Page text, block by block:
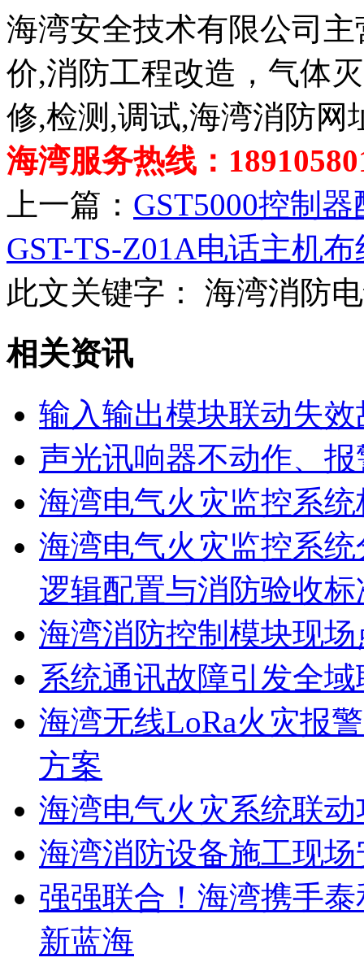
海湾安全技术有限公司
价,消防工程改造，气体
修,检测,调试,海湾消防网
海湾服务热线：
上一篇： GST5000控制
GST-TS-Z01A电话主机
此文关键字：
海湾消防
相关资讯
输入输出模块联动失效
声光讯响器不动作、
海湾电气火灾监控系
海湾电气火灾监控系
逻辑配置与消防验收标
海湾消防控制模块现
系统通讯故障引发全
海湾无线LoRa火灾报
方案
海湾电气火灾系统联
海湾消防设备施工现
强强联合！海湾携手
新蓝海